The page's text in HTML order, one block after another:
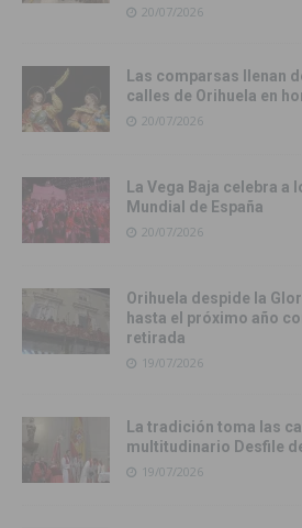
20/07/2026
Las comparsas llenan
calles de Orihuela en
20/07/2026
La Vega Baja celebra a
Mundial de España
20/07/2026
Orihuela despide la
hasta el próximo año
retirada
19/07/2026
La tradición toma las
multitudinario Desfile
19/07/2026